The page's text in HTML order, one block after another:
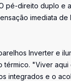
pé-direito duplo e
imediata
Inverter e
térmico. "Viver aqui
integrados e o